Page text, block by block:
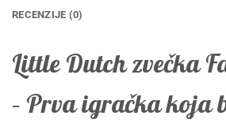
RECENZIJE (0)
Little Dutch zvečka
– Prva igračka koja